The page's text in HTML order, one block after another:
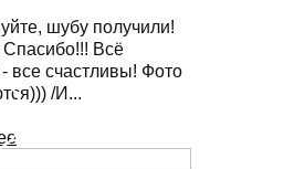
шубу получили!
Всё
все счастливы! Фото
/И...